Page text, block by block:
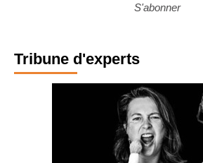
S'abonner
Tribune d'experts